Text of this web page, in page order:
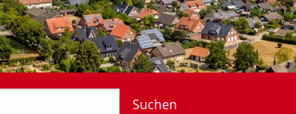
Suchen